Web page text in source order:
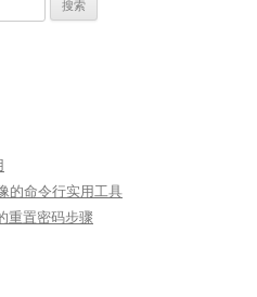
的命令行实用工具
重置密码步骤